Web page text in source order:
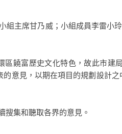
主席甘乃威；小組成員李雷小
饒富歷史文化特色，故此市建
意見，以期在項目的規劃設計
集和聽取各界的意見。